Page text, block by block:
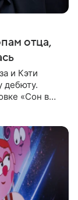
отца,
и Кэти
дебюту.
«Сон в